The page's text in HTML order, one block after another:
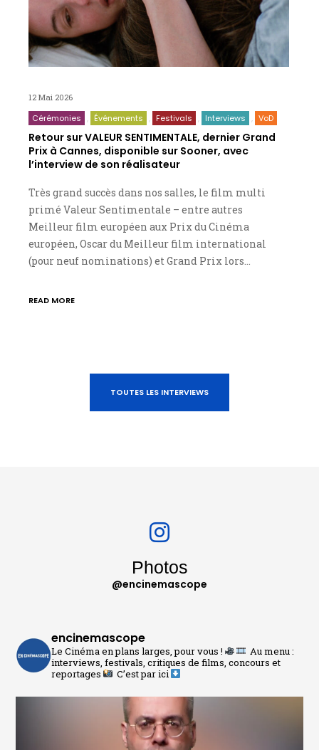
12 Mai 2026
Cérémonies Événements Festivals Interviews VoD
Retour sur VALEUR SENTIMENTALE, dernier Grand
Prix à Cannes, disponible sur Sooner, avec
l’interview de son réalisateur
Très grand succès dans nos salles, le film multi
primé Valeur Sentimentale – entre autres
Meilleur film européen aux Prix du Cinéma
européen, Oscar du Meilleur film international
(pour neuf nominations) et Grand Prix lors…
READ MORE
TOUTES LES INTERVIEWS
Photos
@encinemascope
encinemascope
Le Cinéma en plans larges, pour vous !
Au menu :
interviews, festivals, critiques de films, concours et
reportages
C’est par ici